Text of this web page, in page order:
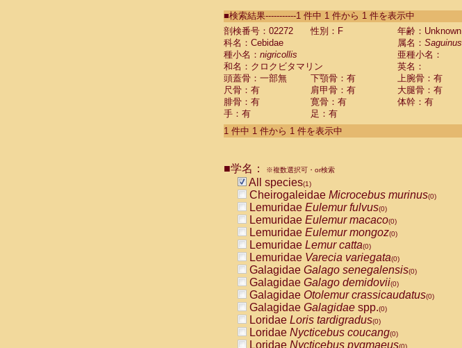
CebidaeSaguinus labiatus(0)
Cebidae Saguinus leucopus (0)
Cebidae
CebidaeSaguinus mystax
CebidaeSaguinus nigricollis (1)
Cebidae Saguinus oedipus
Cebidae Saguinus weddelli
Cebidae Saguinusspp.
Cebidae Aotus trivirgatus
Cebidae Cebus albifrons
CebidaeCebus nigrivittatus
CebidaeCebus
CebidaeSaimiri boliviensis(0)
CebidaeSaimiri sciureus(0)
AtelidaeAlouatta caraya(0)
AtelidaeAlouatta fusca(0)
AtelidaeAlouatta seniculus
AtelidaeAlouattaspp.(0)
AtelidaeAteles belzebuth(0)
AtelidaeAteles geoffroyi(0)
AtelidaeAteles paniscus(0)
AtelidaeAtelesspp.(0)
Atelidae Lagothrix lagothricha
AtelidaeLagothrix lagothricha cana
PitheciidaeCacajao calvus rubicundus
■検索結果-----------1 件中 1 件から 1 件を表示中
剖検番号：02272
性別：F
年齢：Unknown
科名：Cebidae
属名： Saguinus
種小名： nigricollis
亜種小名：
和名：クロクビタマリン
英名：
頭蓋骨：一部無
下顎骨：有 上腕骨：有
尺骨：有
肩甲骨：有 大腿骨：有
腓骨：有
寛骨：有
体幹：有
手：有
足：有
1 件中 1 件から 1 件を表示中
■学名： ※複数選択可・or検索
All species(1)
Cheirogaleidae Microcebus murinus(0)
Lemuridae Eulemur fulvus(0)
Lemuridae Eulemur macaco(0)
Lemuridae Eulemur mongoz(0)
Lemuridae Lemur catta(0)
Lemuridae Varecia variegata(0)
Galagidae Galago senegalensis(0)
Galagidae Galago demidovii(0)
Galagidae Otolemur crassicaudatus(0)
Galagidae Galagidae spp.(0)
Loridae Loris tardigradus(0)
Loridae Nycticebus coucang(0)
Loridae Nycticebus pygmaeus(0)